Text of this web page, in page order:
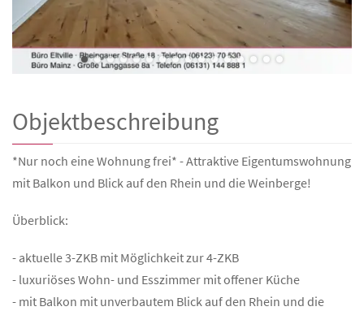
Objektbeschreibung
*Nur noch eine Wohnung frei* - Attraktive Eigentumswohnung
mit Balkon und Blick auf den Rhein und die Weinberge!
Überblick:
- aktuelle 3-ZKB mit Möglichkeit zur 4-ZKB
- luxuriöses Wohn- und Esszimmer mit offener Küche
- mit Balkon mit unverbautem Blick auf den Rhein und die